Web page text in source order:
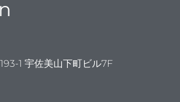
1 宇佐美山下町ビル7F